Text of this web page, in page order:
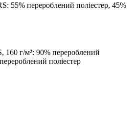
55% перероблений поліестер, 45%
160 г/м²: 90% перероблений
поліестер